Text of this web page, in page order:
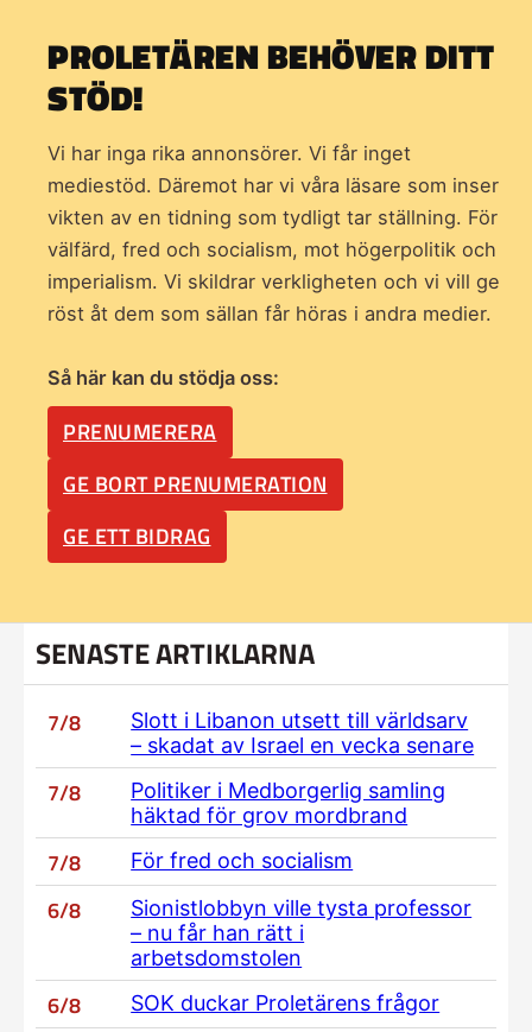
PROLETÄREN BEHÖVER DITT
STÖD!
Vi har inga rika annonsörer. Vi får inget
mediestöd. Däremot har vi våra läsare som inser
vikten av en tidning som tydligt tar ställning. För
välfärd, fred och socialism, mot högerpolitik och
imperialism. Vi skildrar verkligheten och vi vill ge
röst åt dem som sällan får höras i andra medier.
Så här kan du stödja oss:
PRENUMERERA
GE BORT PRENUMERATION
GE ETT BIDRAG
SENASTE ARTIKLARNA
7/8
Slott i Libanon utsett till världsarv
– skadat av Israel en vecka senare
7/8
Politiker i Medborgerlig samling
häktad för grov mordbrand
7/8 För fred och socialism
6/8
Sionistlobbyn ville tysta professor
– nu får han rätt i
arbetsdomstolen
6/8 SOK duckar Proletärens frågor